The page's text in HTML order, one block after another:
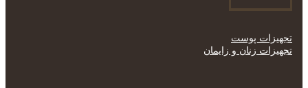
تجهیزات پوست
تجهیزات زنان و زایمان